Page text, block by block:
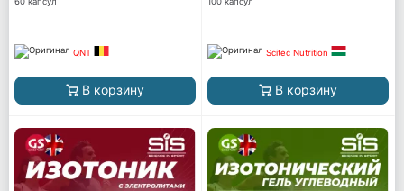
QNT
В корзину
Scitec Nutrition
В корзину